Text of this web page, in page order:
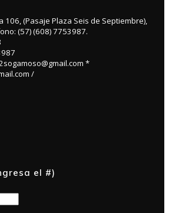
(Pasaje Plaza Seis de Septiembre),
(57) (608) 7753987.
*
/
el #)